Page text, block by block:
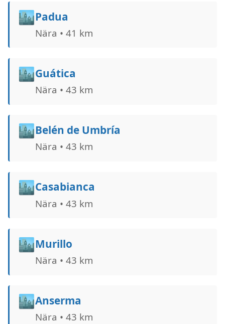
🏙️Padua
Nära • 41 km
🏙️Guática
Nära • 43 km
🏙️Belén de Umbría
Nära • 43 km
🏙️Casabianca
Nära • 43 km
🏙️Murillo
Nära • 43 km
🏙️Anserma
Nära • 43 km